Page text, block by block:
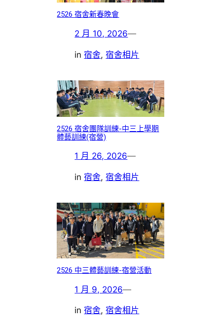
2526 宿舍新春晚會
2 月 10, 2026—
in宿舍, 宿舍相片
2526 宿舍團隊訓練-中三上學期
體藝訓練(宿營)
1 月 26, 2026—
in宿舍, 宿舍相片
2526 中三體藝訓練-宿營活動
1 月 9, 2026—
in宿舍, 宿舍相片